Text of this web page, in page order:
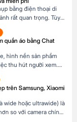
[…]
bằng điện thoại di
rất quan trọng. Tùy
ảnh miễn phí trên di
App […]
quần áo bằng Chat
hình nền sản phẩm
thu hút người xem.
(prompt) cho các
hay Bing Image
trên Samsung, Xiaomi
wide hoặc ultrawide) là
so với camera chính.